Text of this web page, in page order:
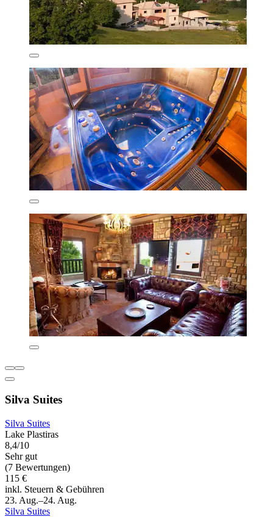
Silva Suites
Silva Suites
Lake Plastiras
8,4/10
Sehr gut
(7 Bewertungen)
115 €
inkl. Steuern & Gebühren
23. Aug.–24. Aug.
Silva Suites